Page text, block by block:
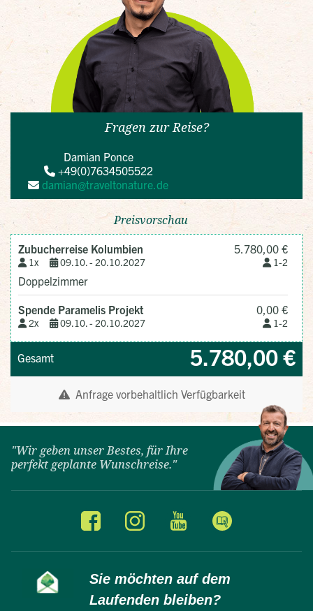
"Wir geben unser Bestes, für Ihre
perfekt geplante Wunschreise."
Sie möchten auf dem
Laufenden bleiben?